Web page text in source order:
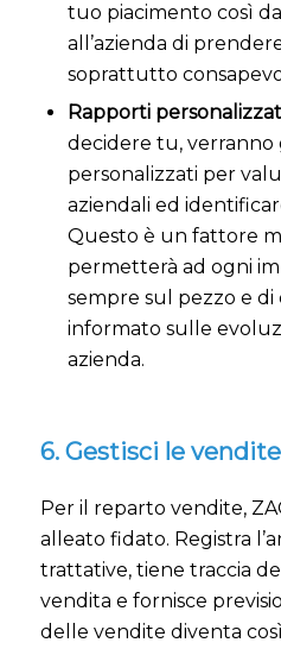
tuo piacimento così
all’azienda di
soprattutto
Rapporti
decidere tu,
personalizzati per
aziendali ed
Questo è un fattore
permetterà ad ogni
sempre sul pezzo e
informato sulle
azienda.
6. Gestisci le vendite
Per il reparto vendite,
alleato fidato. Registra
trattative, tiene traccia
vendita e fornisce
delle vendite diventa